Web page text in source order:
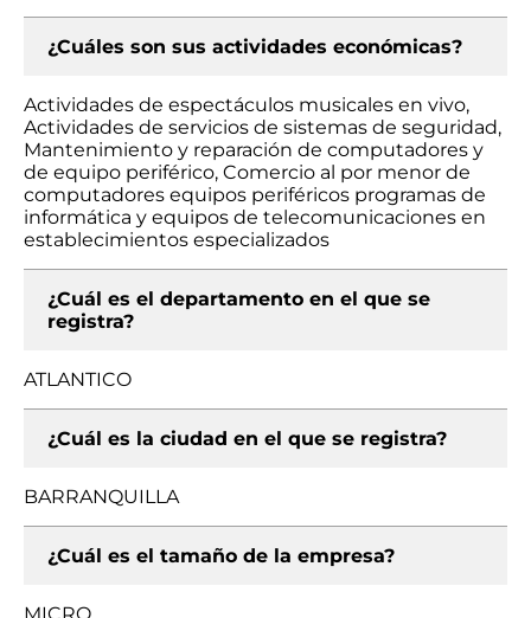
¿Cuáles son sus actividades económicas?
Actividades de espectáculos musicales en vivo,
Actividades de servicios de sistemas de seguridad,
Mantenimiento y reparación de computadores y
de equipo periférico, Comercio al por menor de
computadores equipos periféricos programas de
informática y equipos de telecomunicaciones en
establecimientos especializados
¿Cuál es el departamento en el que se
registra?
ATLANTICO
¿Cuál es la ciudad en el que se registra?
BARRANQUILLA
¿Cuál es el tamaño de la empresa?